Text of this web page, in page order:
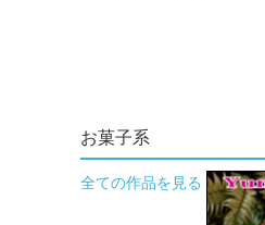
お菓子系
全ての作品を見る